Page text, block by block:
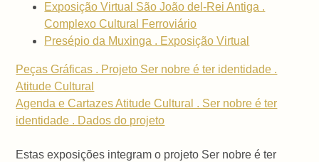
Exposição Virtual São João del-Rei Antiga .
Complexo Cultural Ferroviário
Presépio da Muxinga . Exposição Virtual
Peças Gráficas . Projeto Ser nobre é ter identidade .
Atitude Cultural
Agenda e Cartazes Atitude Cultural . Ser nobre é ter
identidade . Dados do projeto
Estas exposições integram o projeto Ser nobre é ter